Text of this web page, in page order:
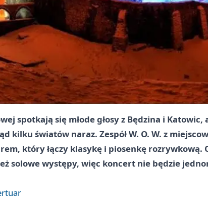
spotkają się młode głosy z Będzina i Katowic,
kilku światów naraz. Zespół W. O. W. z
który łączy klasykę i piosenkę rozrywkową.
solowe występy, więc koncert nie będzie